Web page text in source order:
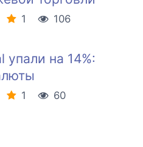
1
106
упали на 14%:
1
60